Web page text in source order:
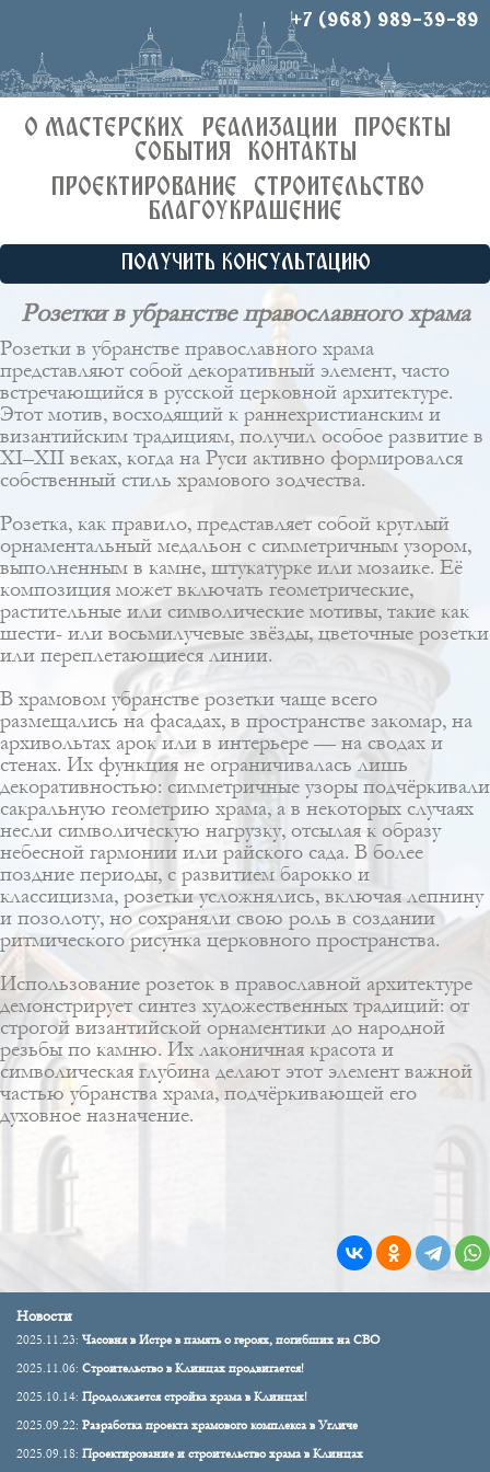
+7 (968) 989-39-89
О МАСТЕРСКИХ РЕАЛИЗАЦИИ
ПРОЕКТЫ
СОБЫТИЯ
КОНТАКТЫ
ПРОЕКТИРОВАНИЕ
СТРОИТЕЛЬСТВО
БЛАГОУКРАШЕНИЕ
ПОЛУЧИТЬ КОНСУЛЬТАЦИЮ
Розетки в убранстве православного храма
Розетки в убранстве православного храма
представляют собой декоративный элемент, часто
встречающийся в русской церковной архитектуре.
Этот мотив, восходящий к раннехристианским и
византийским традициям, получил особое развитие в
XI–XII веках, когда на Руси активно формировался
собственный стиль храмового зодчества.
Розетка, как правило, представляет собой круглый
орнаментальный медальон с симметричным узором,
выполненным в камне, штукатурке или мозаике. Её
композиция может включать геометрические,
растительные или символические мотивы, такие как
шести- или восьмилучевые звёзды, цветочные розетки
или переплетающиеся линии.
В храмовом убранстве розетки чаще всего
размещались на фасадах, в пространстве закомар, на
архивольтах арок или в интерьере — на сводах и
стенах. Их функция не ограничивалась лишь
декоративностью: симметричные узоры подчёркивали
сакральную геометрию храма, а в некоторых случаях
несли символическую нагрузку, отсылая к образу
небесной гармонии или райского сада. В более
поздние периоды, с развитием барокко и
классицизма, розетки усложнялись, включая лепнину
и позолоту, но сохраняли свою роль в создании
ритмического рисунка церковного пространства.
Использование розеток в православной архитектуре
демонстрирует синтез художественных традиций: от
строгой византийской орнаментики до народной
резьбы по камню. Их лаконичная красота и
символическая глубина делают этот элемент важной
частью убранства храма, подчёркивающей его
духовное назначение.
Новости
2025.11.23: Часовня в Истре в память о героях, погибших на СВО
2025.11.06: Строительство в Клинцах продвигается!
2025.10.14: Продолжается стройка храма в Клинцах!
2025.09.22: Разработка проекта храмового комплекса в Угличе
2025.09.18: Проектирование и строительство храма в Клинцах